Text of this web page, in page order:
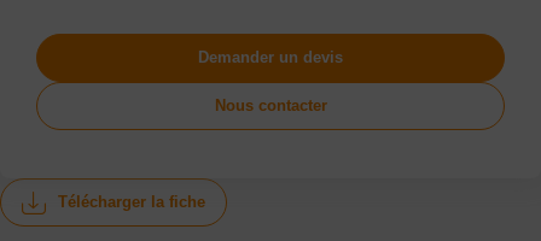
Télécharger la fiche
Demander un devis
Nous contacter